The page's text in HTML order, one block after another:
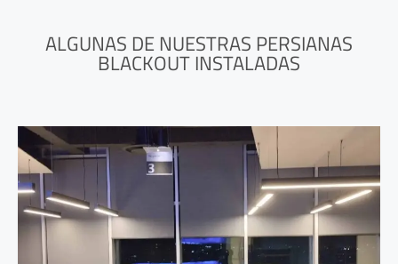
ALGUNAS DE NUESTRAS PERSIANAS
BLACKOUT INSTALADAS